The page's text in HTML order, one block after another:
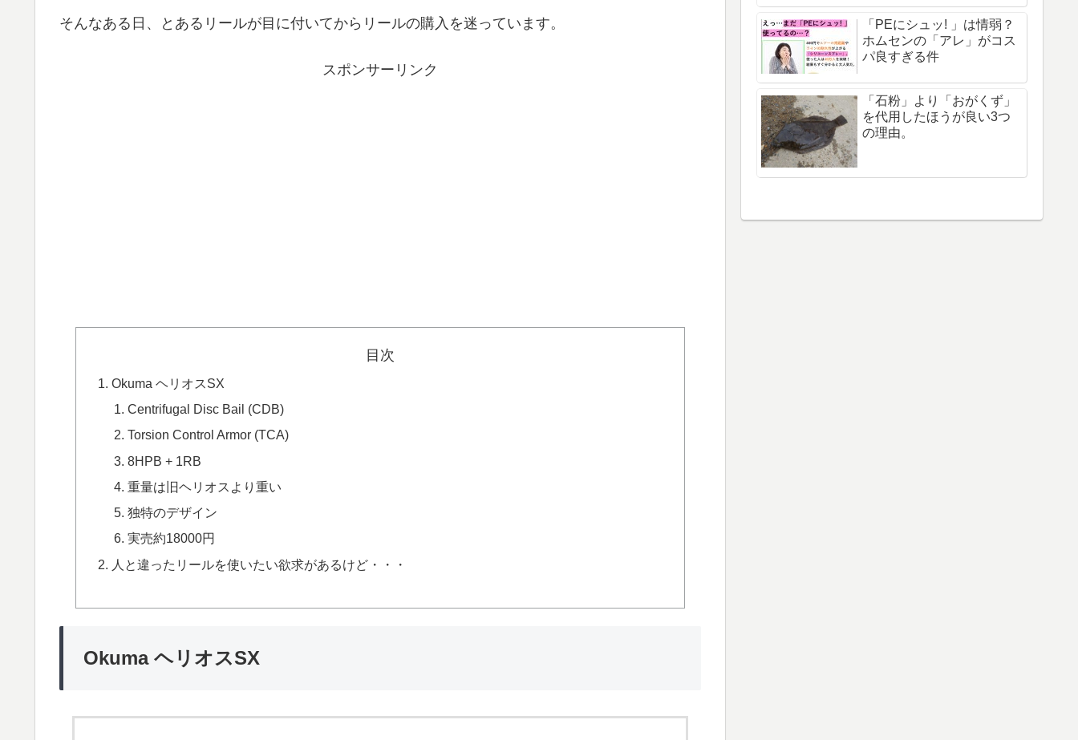
そんなある日、とあるリールが目に付いてからリールの購入を迷っています。
スポンサーリンク
目次
Okuma ヘリオスSX
Centrifugal Disc Bail (CDB)
Torsion Control Armor (TCA)
8HPB + 1RB
重量は旧ヘリオスより重い
独特のデザイン
実売約18000円
人と違ったリールを使いたい欲求があるけど・・・
Okuma ヘリオスSX
「PEにシュッ! 」は情弱？
ホムセンの「アレ」がコス
パ良すぎる件
「石粉」より「おがくず」
を代用したほうが良い3つ
の理由。